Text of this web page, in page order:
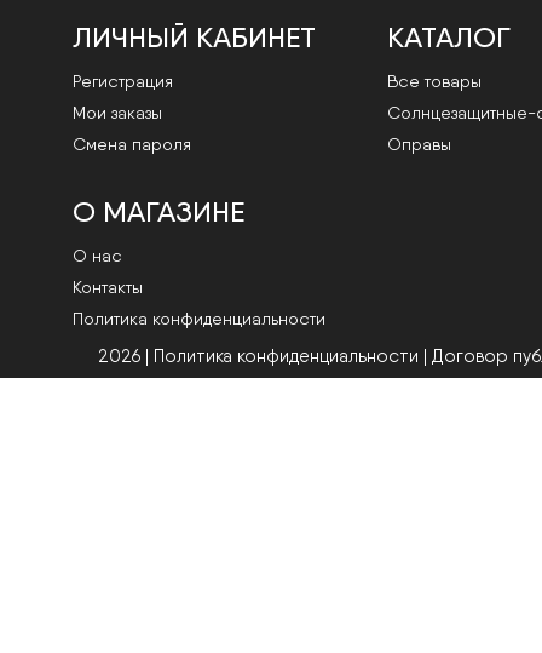
ЛИЧНЫЙ КАБИНЕТ
Регистрация
Мои заказы
Смена пароля
КАТАЛОГ
Все товары
Cолнцезащитные-
Оправы
О МАГАЗИНЕ
О нас
Контакты
Политика конфиденциальности
2026 | Политика конфиденциальности | Договор